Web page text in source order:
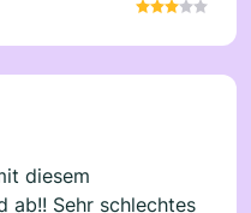
diesem
ab!! Sehr schlechtes